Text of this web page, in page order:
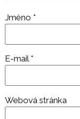
Jméno *
E-mail *
Webová stránka